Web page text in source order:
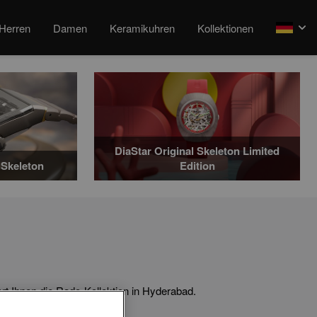
Herren Damen Keramikuhren Kollektionen arrow
DiaStar Original Skeleton Limited
Edition
Ihnen die Rado-Kollektion in Hyderabad.